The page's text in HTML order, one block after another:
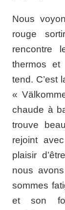
Nous
rouge
rencontre
thermos et
tend. C’est
«
chaude à
trouve
rejoint
plaisir
nous
sommes
et son